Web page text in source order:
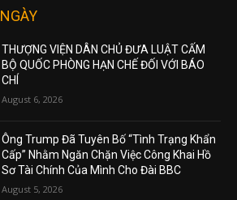
THƯỢNG VIỆN DÂN CHỦ ĐƯA LUẬT CẤM
BỘ QUỐC PHÒNG HẠN CHẾ ĐỐI VỚI BÁO
CHÍ
August 6, 2026
Ông Trump Đã Tuyên Bố “Tình Trạng Khẩn
Cấp” Nhằm Ngăn Chặn Việc Công Khai Hồ
Sơ Tài Chính Của Mình Cho Đài BBC
August 5, 2026